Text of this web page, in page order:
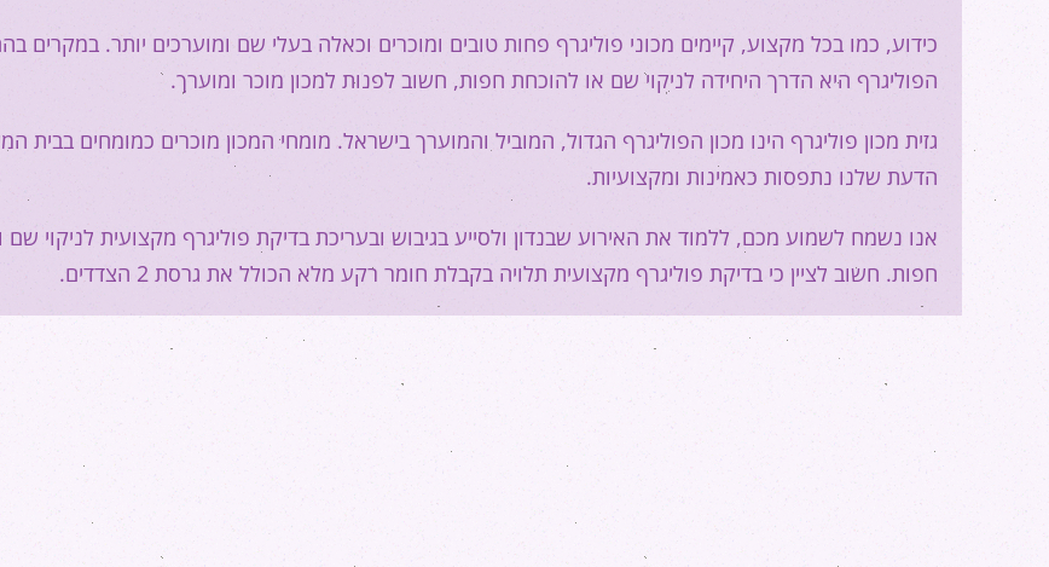
כידוע, כמו בכל מקצוע, קיימים מכוני פוליגרף פחות טובים ומוכרים וכאלה בעלי שם ומוערכים יותר. במקרים
הפוליגרף היא הדרך היחידה לניקוי שם או להוכחת חפות, חשוב לפנות למכון מוכר ומוערך.
גזית מכון פוליגרף הינו מכון הפוליגרף הגדול, המוביל והמוערך בישראל. מומחי המכון מוכרים כמומחים בבית
הדעת שלנו נתפסות כאמינות ומקצועיות.
אנו נשמח לשמוע מכם, ללמוד את האירוע שבנדון ולסייע בגיבוש ובעריכת בדיקת פוליגרף מקצועית לניקוי שם
חפות. חשוב לציין כי בדיקת פוליגרף מקצועית תלויה בקבלת חומר רקע מלא הכולל את גרסת 2 הצדדים.